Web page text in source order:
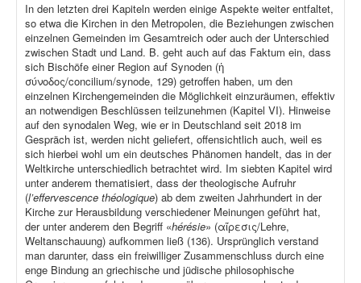
In den letzten drei Kapiteln werden einige Aspekte weiter entfaltet,
so etwa die Kirchen in den Metropolen, die Beziehungen zwischen
einzelnen Gemeinden im Gesamtreich oder auch der Unterschied
zwischen Stadt und Land. B. geht auch auf das Faktum ein, dass
sich Bischöfe einer Region auf Synoden (ἡ
σύνοδος/concilium/synode, 129) getroffen haben, um den
einzelnen Kirchengemeinden die Möglichkeit einzuräumen, effektiv
an notwendigen Beschlüssen teilzunehmen (Kapitel VI). Hinweise
auf den synodalen Weg, wie er in Deutschland seit 2018 im
Gespräch ist, werden nicht geliefert, offensichtlich auch, weil es
sich hierbei wohl um ein deutsches Phänomen handelt, das in der
Weltkirche unterschiedlich betrachtet wird. Im siebten Kapitel wird
unter anderem thematisiert, dass der theologische Aufruhr
(l’effervescence théologique) ab dem zweiten Jahrhundert in der
Kirche zur Herausbildung verschiedener Meinungen geführt hat,
der unter anderem den Begriff «hérésie» (αἵρεσις/Lehre,
Weltanschauung) aufkommen ließ (136). Ursprünglich verstand
man darunter, dass ein freiwilliger Zusammenschluss durch eine
enge Bindung an griechische und jüdische philosophische